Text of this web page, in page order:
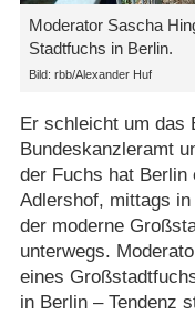
Moderator Sascha
Stadtfuchs in Berlin.
Bild: rbb/​Alexander Huf
Er schleicht um das
Bundeskanzleramt
der Fuchs hat Berlin
Adlershof, mittags
der moderne
unterwegs.
eines
in Berlin – Tendenz